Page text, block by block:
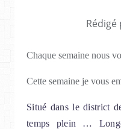
Rédigé
Chaque semaine nous
Cette semaine je vous
Situé dans le district
temps plein …